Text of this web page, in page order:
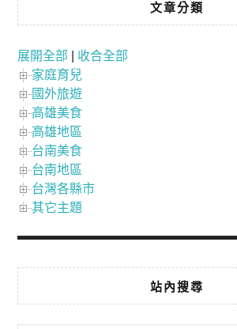
文章分類
展開全部
收合全部
家庭育兒
國外旅遊
高雄美食
高雄地區
台南美食
台南地區
台灣各縣市
其它主題
站內搜尋